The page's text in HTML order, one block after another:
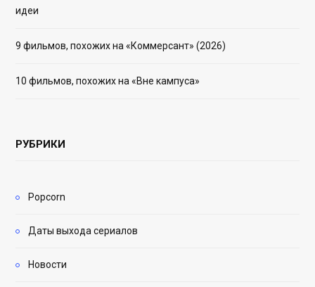
идеи
9 фильмов, похожих на «Коммерсант» (2026)
10 фильмов, похожих на «Вне кампуса»
РУБРИКИ
Popcorn
Даты выхода сериалов
Новости